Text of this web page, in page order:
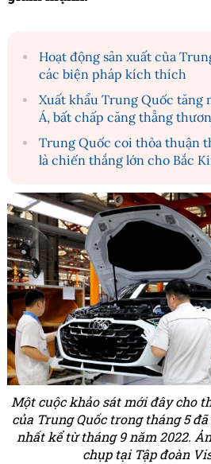
Hoạt động sản xuất của
các biện pháp kích thích
Xuất khẩu Trung Quốc tăng
Á, bất chấp căng thẳng
Trung Quốc coi thỏa thuận
là chiến thắng lớn cho Bắc
Một cuộc khảo sát mới đây cho
của Trung Quốc trong tháng 5
nhất kể từ tháng 9 năm 2022.
chụp tại Tập đoàn